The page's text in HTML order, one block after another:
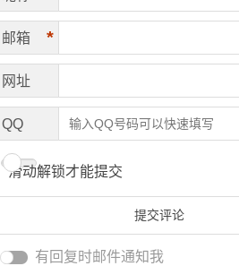
邮箱 *
网址
QQ
滑动解锁才能提交
有回复时邮件通知我